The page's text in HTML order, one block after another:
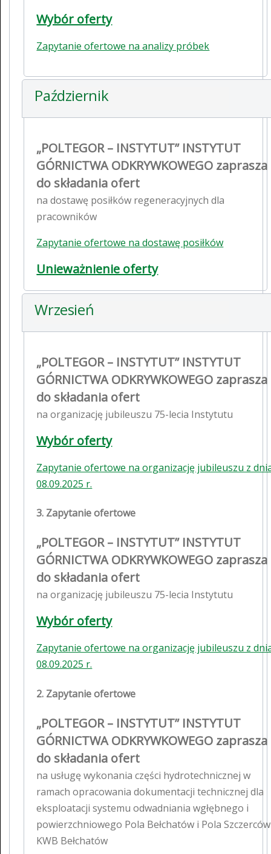
Wybór oferty
Zapytanie ofertowe na analizy próbek
Październik
„POLTEGOR – INSTYTUT” INSTYTUT
GÓRNICTWA ODKRYWKOWEGO zaprasza
do składania ofert
na dostawę posiłków regeneracyjnych dla
pracowników
Zapytanie ofertowe na dostawę posiłków
Unieważnienie oferty
Wrzesień
„POLTEGOR – INSTYTUT” INSTYTUT
GÓRNICTWA ODKRYWKOWEGO zaprasza
do składania ofert
na organizację jubileuszu 75-lecia Instytutu
Wybór oferty
Zapytanie ofertowe na organizację jubileuszu z
08.09.2025 r.
3. Zapytanie ofertowe
„POLTEGOR – INSTYTUT” INSTYTUT
GÓRNICTWA ODKRYWKOWEGO zaprasza
do składania ofert
na organizację jubileuszu 75-lecia Instytutu
Wybór oferty
Zapytanie ofertowe na organizację jubileuszu z
08.09.2025 r.
2. Zapytanie ofertowe
„POLTEGOR – INSTYTUT” INSTYTUT
GÓRNICTWA ODKRYWKOWEGO zaprasza
do składania ofert
na usługę wykonania części hydrotechnicznej w
ramach opracowania dokumentacji technicznej dla
eksploatacji systemu odwadniania wgłębnego i
powierzchniowego Pola Bełchatów i Pola Szczerców
KWB Bełchatów